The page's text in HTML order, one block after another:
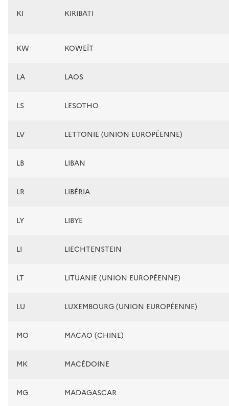
KI KIRIBATI
KW KOWEÏT
LA LAOS
LS LESOTHO
LV LETTONIE (UNION EUROPÉENNE)
LB LIBAN
LR LIBÉRIA
LY LIBYE
LI LIECHTENSTEIN
LT LITUANIE (UNION EUROPÉENNE)
LU LUXEMBOURG (UNION EUROPÉENNE)
MO MACAO (CHINE)
MK MACÉDOINE
MG MADAGASCAR